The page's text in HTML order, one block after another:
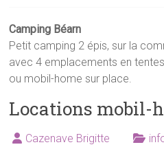
Camping Béarn
Petit camping 2 épis, sur la
avec 4 emplacements en
ou mobil-home sur place.
Locations mobil-
Cazenave Brigitte